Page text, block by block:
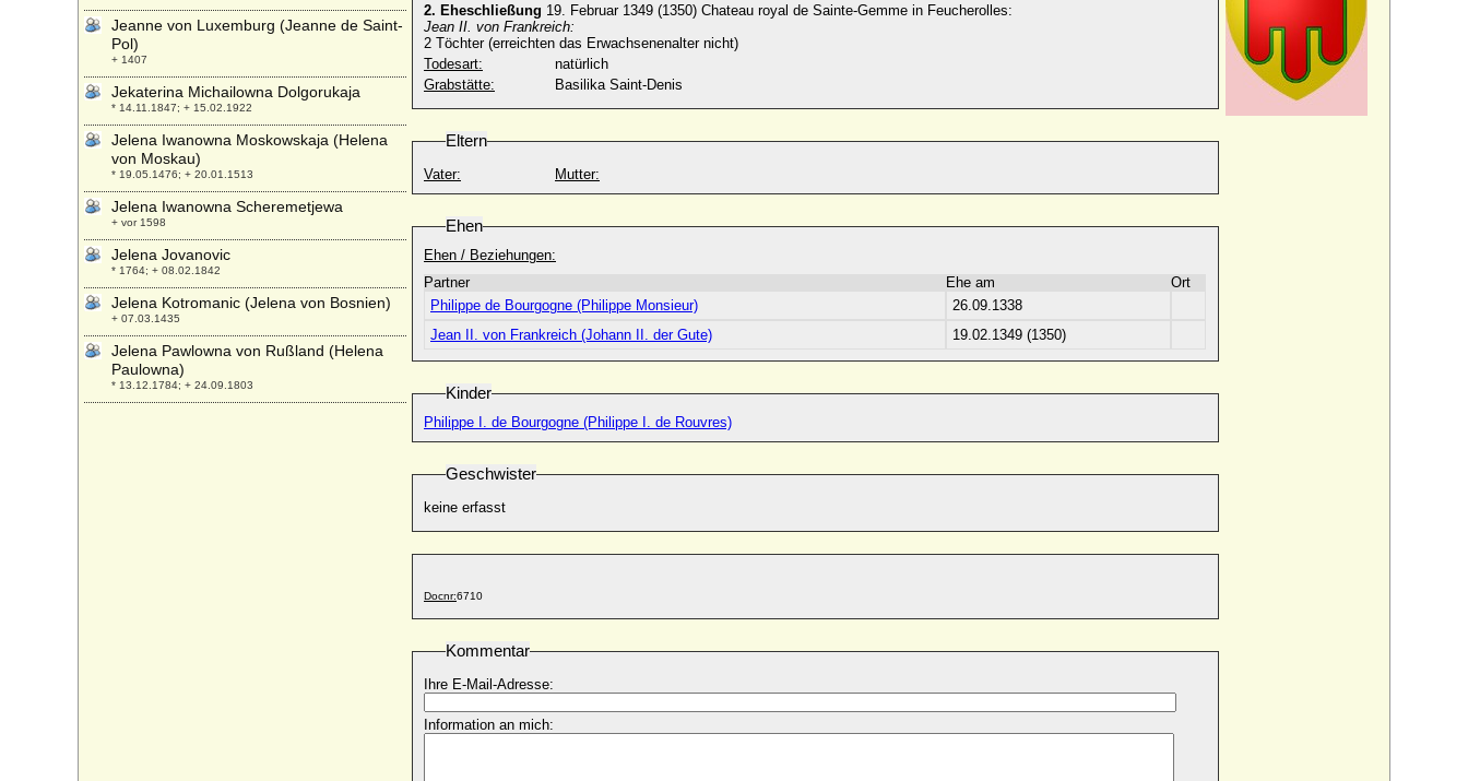
2. Eheschließung 19. Februar 1349 (1350) Chateau royal de Sainte-Gemme in Feucherolles:
Jean II. von Frankreich:
2 Töchter (erreichten das Erwachsenenalter nicht)
Todesart:
natürlich
Grabstätte:
Basilika Saint-Denis
Eltern
Vater: Mutter:
Ehen
Ehen / Beziehungen:
Partner
Ehe am
Ort
Philippe de Bourgogne (Philippe Monsieur)
26.09.1338
Jean II. von Frankreich (Johann II. der Gute)
19.02.1349 (1350)
Kinder
Philippe I. de Bourgogne (Philippe I. de Rouvres)
Geschwister
keine erfasst
Docnr:6710
Kommentar
Ihre E-Mail-Adresse:
Information an mich:
Jeanne von Luxemburg (Jeanne de Saint-
Pol)
+ 1407
Jekaterina Michailowna Dolgorukaja
* 14.11.1847; + 15.02.1922
Jelena Iwanowna Moskowskaja (Helena
von Moskau)
* 19.05.1476; + 20.01.1513
Jelena Iwanowna Scheremetjewa
+ vor 1598
Jelena Jovanovic
* 1764; + 08.02.1842
Jelena Kotromanic (Jelena von Bosnien)
+ 07.03.1435
Jelena Pawlowna von Rußland (Helena
Paulowna)
* 13.12.1784; + 24.09.1803